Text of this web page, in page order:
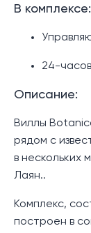
В комплексе:
24-
Описание:
Виллы
рядом с
в нескольких
Лаян..
Комплекс,
построен в